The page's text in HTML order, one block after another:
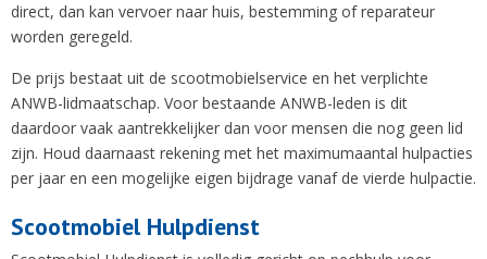
direct, dan kan vervoer naar huis, bestemming of reparateur
worden geregeld.
De prijs bestaat uit de scootmobielservice en het verplichte
ANWB-lidmaatschap. Voor bestaande ANWB-leden is dit
daardoor vaak aantrekkelijker dan voor mensen die nog geen lid
zijn. Houd daarnaast rekening met het maximumaantal hulpacties
per jaar en een mogelijke eigen bijdrage vanaf de vierde hulpactie.
Scootmobiel Hulpdienst